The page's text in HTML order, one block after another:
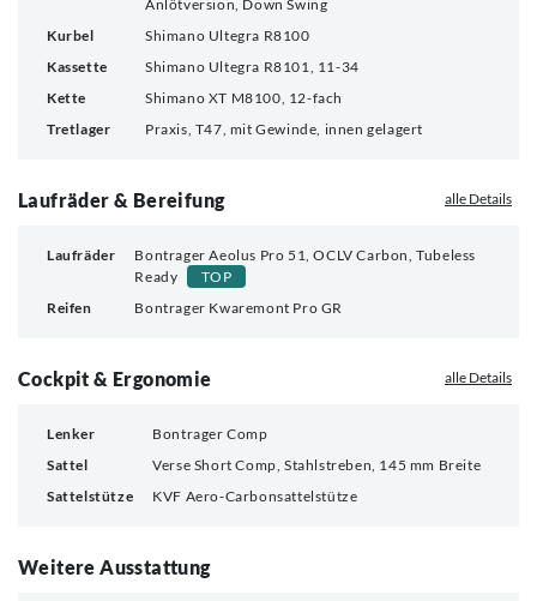
Anlötversion, Down Swing
Kurbel
Shimano Ultegra R8100
Kassette
Shimano Ultegra R8101, 11-34
Kette
Shimano XT M8100, 12-fach
Tretlager
Praxis, T47, mit Gewinde, innen gelagert
Laufräder & Bereifung alle Details
Laufräder
Bontrager Aeolus Pro 51, OCLV Carbon, Tubeless
Ready
TOP
Reifen
Bontrager Kwaremont Pro GR
Cockpit & Ergonomie alle Details
Lenker
Bontrager Comp
Sattel
Verse Short Comp, Stahlstreben, 145 mm Breite
Sattelstütze
KVF Aero-Carbonsattelstütze
Weitere Ausstattung